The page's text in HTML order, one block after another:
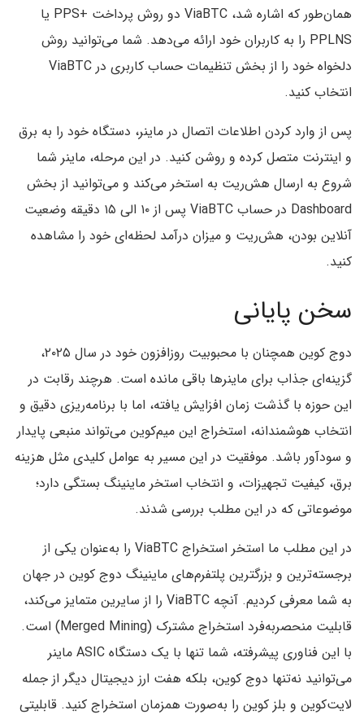
همان‌طور که اشاره شد، ViaBTC دو روش پرداخت +PPS یا
PPLNS را به کاربران خود ارائه می‌دهد. شما می‌توانید روش
دلخواه خود را از بخش تنظیمات حساب کاربری در ViaBTC
انتخاب کنید.
پس از وارد کردن اطلاعات اتصال در ماینر، دستگاه خود را به برق
و اینترنت متصل کرده و روشن کنید. در این مرحله، ماینر شما
شروع به ارسال هش‌ریت به استخر می‌کند و می‌توانید از بخش
Dashboard در حساب ViaBTC پس از ۱۰ الی ۱۵ دقیقه وضعیت
آنلاین بودن، هش‌ریت و میزان درآمد لحظه‌ای خود را مشاهده
کنید.
سخن پایانی
دوج کوین همچنان با محبوبیت روزافزون خود در سال ۲۰۲۵،
گزینه‌ای جذاب برای ماینرها باقی مانده است. هرچند رقابت در
این حوزه با گذشت زمان افزایش یافته، اما با برنامه‌ریزی دقیق و
انتخاب هوشمندانه، استخراج این میم‌کوین می‌تواند منبعی پایدار
و سودآور باشد. موفقیت در این مسیر به عوامل کلیدی‌ مثل هزینه
برق، کیفیت تجهیزات، و انتخاب استخر ماینینگ بستگی دارد؛
موضوعاتی که در این مطلب بررسی شدند.
در این مطلب ما استخر استخراج ViaBTC را به‌عنوان یکی از
برجسته‌ترین و بزرگترین پلتفرم‌های ماینینگ دوج کوین در جهان
به شما معرفی کردیم. آنچه ViaBTC را از سایرین متمایز می‌کند،
قابلیت منحصربه‌فرد استخراج مشترک (Merged Mining) است.
با این فناوری پیشرفته، شما تنها با یک دستگاه ASIC ماینر
می‌توانید نه‌تنها دوج کوین، بلکه هفت ارز دیجیتال دیگر از جمله
لایت‌کوین و بلز کوین را به‌صورت همزمان استخراج کنید. قابلیتی